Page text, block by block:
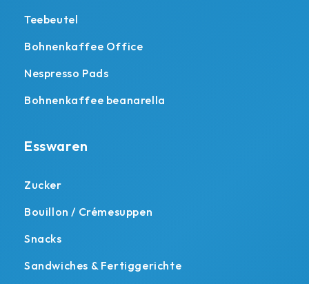
Teebeutel
Bohnenkaffee Office
Nespresso Pads
Bohnenkaffee beanarella
Esswaren
Zucker
Bouillon / Crémesuppen
Snacks
Sandwiches & Fertiggerichte